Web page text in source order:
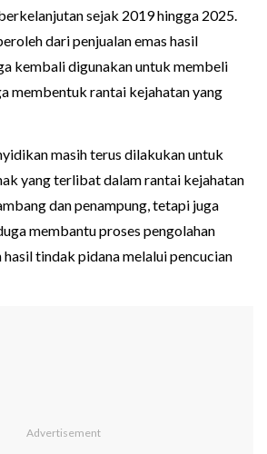
sejak 2019 hingga 2025.
dari penjualan emas hasil
kembali digunakan untuk membeli
membentuk rantai kejahatan yang
masih terus dilakukan untuk
yang terlibat dalam rantai kejahatan
dan penampung, tetapi juga
membantu proses pengolahan
hasil tindak pidana melalui pencucian